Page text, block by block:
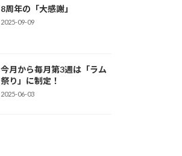
8周年の「大感謝」
2025-09-09
今月から毎月第3週は「ラム
祭り」に制定！
2025-06-03